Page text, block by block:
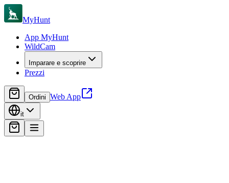
MyHunt
App MyHunt
WildCam
Imparare e scoprire
Prezzi
Ordini Web App
it